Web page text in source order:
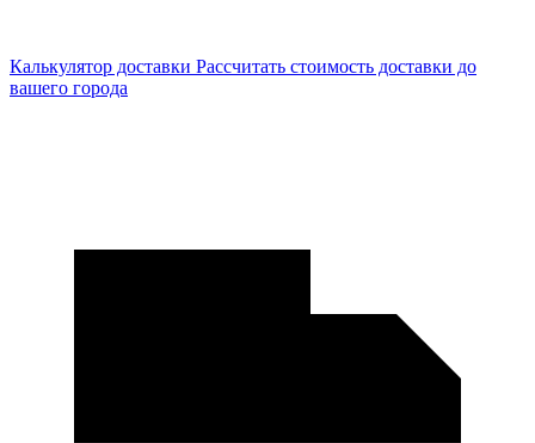
Калькулятор доставки Рассчитать стоимость доставки до
вашего города